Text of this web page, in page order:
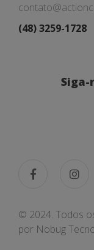
(48) 3259-1728
Siga-
© 2024. Todos
por Nobug